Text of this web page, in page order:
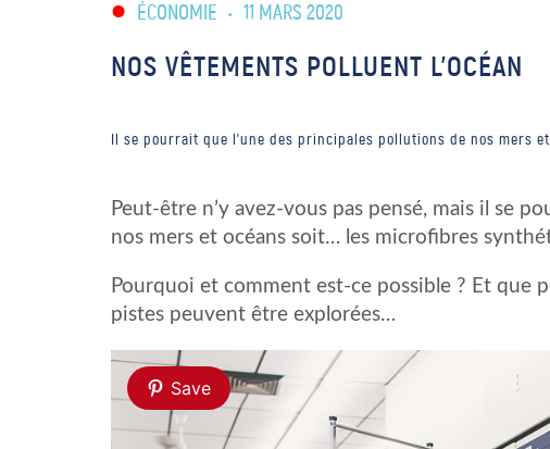
ÉCONOMIE • 11 MARS 2020
NOS VÊTEMENTS POLLUENT L’OCÉAN
Il se pourrait que l’une des principales pollutions de nos mers
Peut-être n’y avez-vous pas pensé, mais il se
nos mers et océans soit… les microfibres
Pourquoi et comment est-ce possible ? Et que
pistes peuvent être explorées…
Save